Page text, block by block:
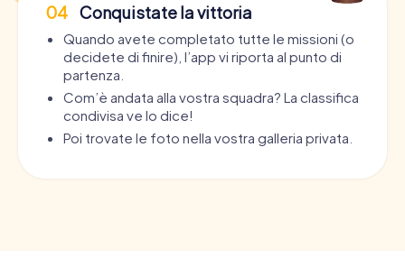
04 Conquistate la vittoria
Quando avete completato tutte le missioni (o
decidete di finire), l’app vi riporta al punto di
partenza.
Com’è andata alla vostra squadra? La classifica
condivisa ve lo dice!
Poi trovate le foto nella vostra galleria privata.